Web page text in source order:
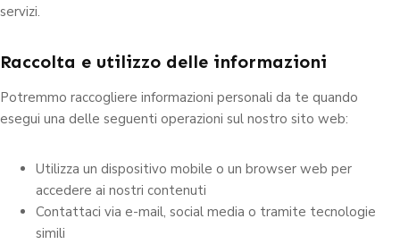
servizi.
Raccolta e utilizzo delle informazioni
Potremmo raccogliere informazioni personali da te quando
esegui una delle seguenti operazioni sul nostro sito web:
Utilizza un dispositivo mobile o un browser web per
accedere ai nostri contenuti
Contattaci via e-mail, social media o tramite tecnologie
simili